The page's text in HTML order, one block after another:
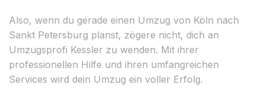
Also, wenn du gerade einen Umzug von Köln nach
Sankt Petersburg planst, zögere nicht, dich an
Umzugsprofi Kessler zu wenden. Mit ihrer
professionellen Hilfe und ihren umfangreichen
Services wird dein Umzug ein voller Erfolg.